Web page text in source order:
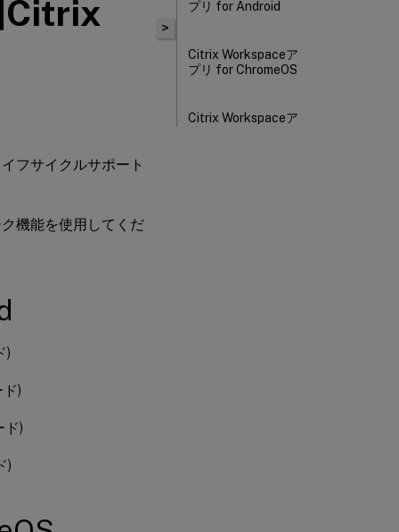
Citrix
フサイクルサポート
機能を使用してくだ
)
)
ド)
)
>
プリ for Android
Citrix Workspaceア
プリ for ChromeOS
Citrix Workspaceア